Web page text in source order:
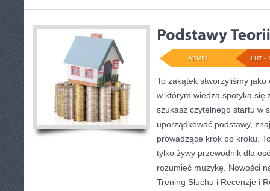
LUT -
ADMIN
To zakątek stworzyliśmy
w którym wiedza spotyka się
szukasz czytelnego startu w
uporządkować podstawy,
prowadzące krok po kroku.
tylko żywy przewodnik dla
rozumieć muzykę. Nowości
Trening Słuchu i Recenzje i